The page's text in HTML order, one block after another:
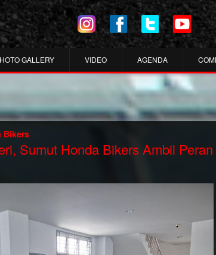
GALLERY VIDEO AGENDA
Bikers
Sumut Honda Bikers Ambil Peran